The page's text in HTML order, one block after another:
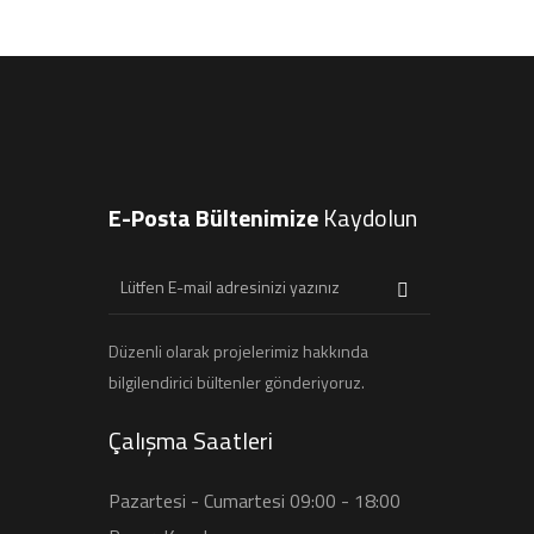
E-Posta BültenimizeKaydolun
Düzenli olarak projelerimiz hakkında
bilgilendirici bültenler gönderiyoruz.
Çalışma Saatleri
Pazartesi - Cumartesi 09:00 - 18:00